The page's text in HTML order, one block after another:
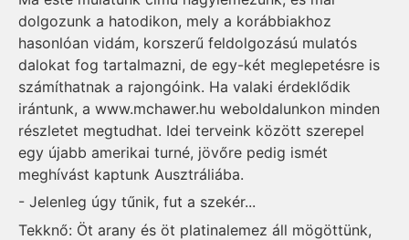
dolgozunk a hatodikon, mely a korábbiakhoz
hasonlóan vidám, korszerű feldolgozású mulatós
dalokat fog tartalmazni, de egy-két meglepetésre is
számíthatnak a rajongóink. Ha valaki érdeklődik
irántunk, a www.mchawer.hu weboldalunkon minden
részletet megtudhat. Idei terveink között szerepel
egy újabb amerikai turné, jövőre pedig ismét
meghívást kaptunk Ausztráliába.
- Jelenleg úgy tűnik, fut a szekér...
Tekknő: Öt arany és öt platinalemez áll mögöttünk,